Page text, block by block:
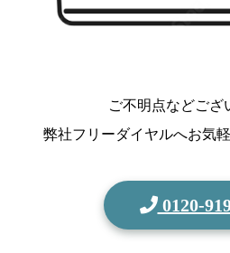
ご不明点などござ
弊社フリーダイヤルへお気
0120-